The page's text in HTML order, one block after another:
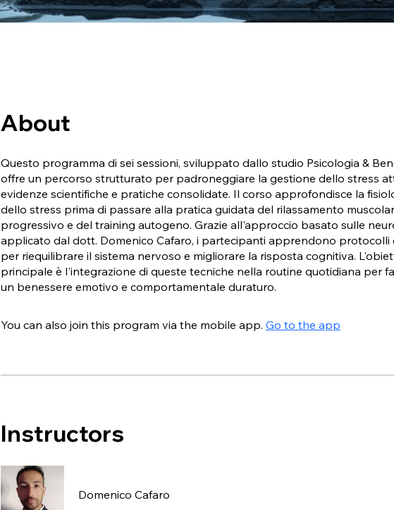
About
Questo programma di sei sessioni, sviluppato dallo studio Psicologia &
offre un percorso strutturato per padroneggiare la gestione dello stress
evidenze scientifiche e pratiche consolidate. Il corso approfondisce la
dello stress prima di passare alla pratica guidata del rilassamento
progressivo e del training autogeno. Grazie all'approccio basato sulle
applicato dal dott. Domenico Cafaro, i partecipanti apprendono protocolli
per riequilibrare il sistema nervoso e migliorare la risposta cognitiva.
principale è l'integrazione di queste tecniche nella routine quotidiana per
un benessere emotivo e comportamentale duraturo.
You can also join this program via the mobile app. Go to the app
Instructors
Domenico Cafaro